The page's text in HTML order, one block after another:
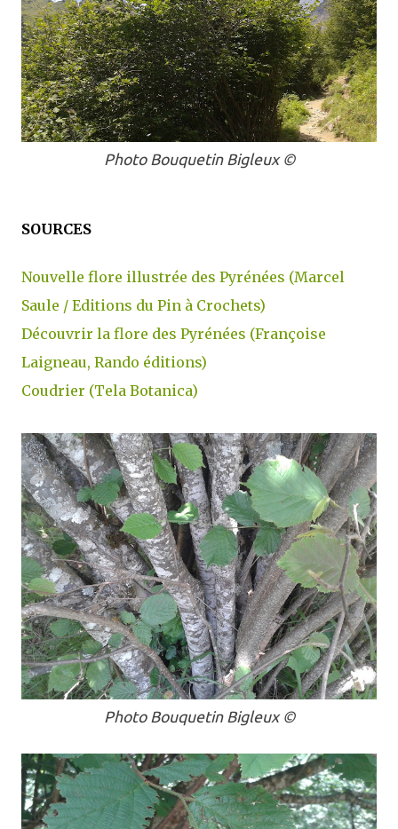
Photo Bouquetin Bigleux ©
SOURCES
Nouvelle flore illustrée des Pyrénées (Marcel
Saule / Editions du Pin à Crochets)
Découvrir la flore des Pyrénées (Françoise
Laigneau, Rando éditions)
Coudrier (Tela Botanica)
Photo Bouquetin Bigleux ©